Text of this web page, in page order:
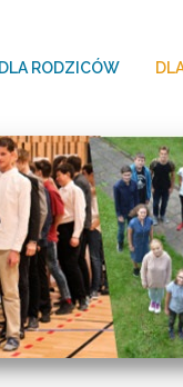
DLA RODZICÓW